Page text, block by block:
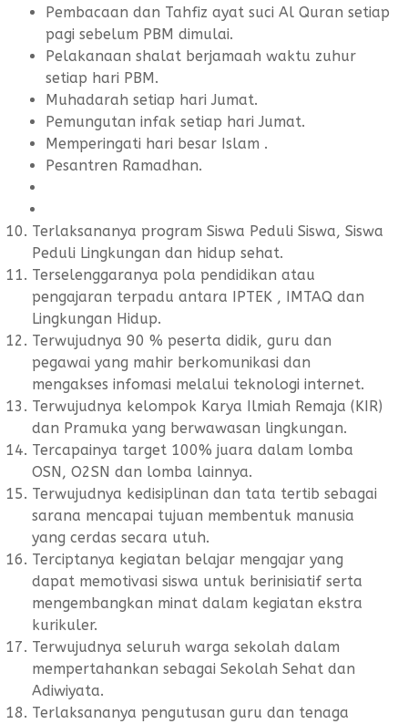
Pembacaan dan Tahfiz ayat suci Al Quran setiap
pagi sebelum PBM dimulai.
Pelakanaan shalat berjamaah waktu zuhur
setiap hari PBM.
Muhadarah setiap hari Jumat.
Pemungutan infak setiap hari Jumat.
Memperingati hari besar Islam .
Pesantren Ramadhan.
Terlaksananya program Siswa Peduli Siswa, Siswa
Peduli Lingkungan dan hidup sehat.
Terselenggaranya pola pendidikan atau
pengajaran terpadu antara IPTEK , IMTAQ dan
Lingkungan Hidup.
Terwujudnya 90 % peserta didik, guru dan
pegawai yang mahir berkomunikasi dan
mengakses infomasi melalui teknologi internet.
Terwujudnya kelompok Karya Ilmiah Remaja (KIR)
dan Pramuka yang berwawasan lingkungan.
Tercapainya target 100% juara dalam lomba
OSN, O2SN dan lomba lainnya.
Terwujudnya kedisiplinan dan tata tertib sebagai
sarana mencapai tujuan membentuk manusia
yang cerdas secara utuh.
Terciptanya kegiatan belajar mengajar yang
dapat memotivasi siswa untuk berinisiatif serta
mengembangkan minat dalam kegiatan ekstra
kurikuler.
Terwujudnya seluruh warga sekolah dalam
mempertahankan sebagai Sekolah Sehat dan
Adiwiyata.
Terlaksananya pengutusan guru dan tenaga